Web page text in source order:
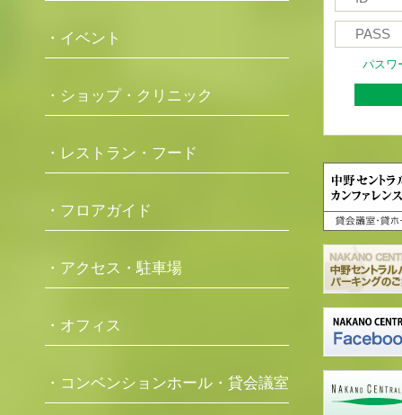
・イベント
・ショップ・クリニック
・レストラン・フード
・フロアガイド
・アクセス・駐車場
・オフィス
・コンベンションホール・貸会議室
パスワ